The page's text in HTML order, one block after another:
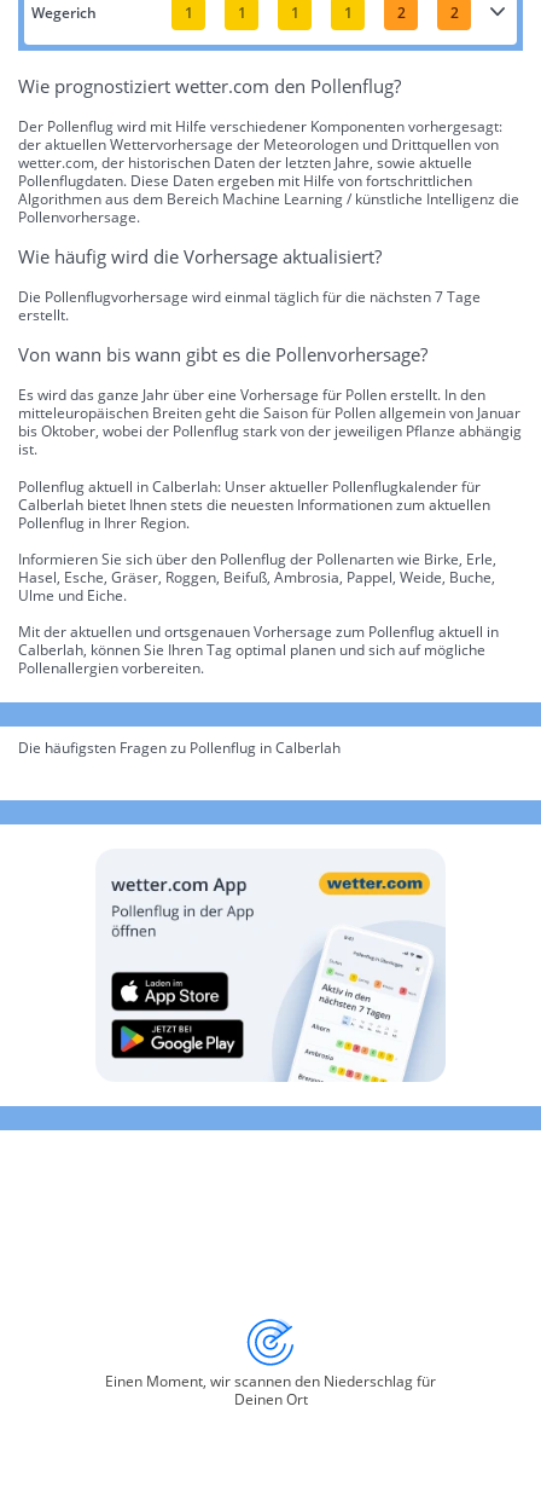
Wegerich 1 1 1 1 2 2
Wie prognostiziert wetter.com den Pollenflug?
Der Pollenflug wird mit Hilfe verschiedener Komponenten vorhergesagt:
der aktuellen Wettervorhersage der Meteorologen und Drittquellen von
wetter.com, der historischen Daten der letzten Jahre, sowie aktuelle
Pollenflugdaten. Diese Daten ergeben mit Hilfe von fortschrittlichen
Algorithmen aus dem Bereich Machine Learning / künstliche Intelligenz die
Pollenvorhersage.
Wie häufig wird die Vorhersage aktualisiert?
Die Pollenflugvorhersage wird einmal täglich für die nächsten 7 Tage
erstellt.
Von wann bis wann gibt es die Pollenvorhersage?
Es wird das ganze Jahr über eine Vorhersage für Pollen erstellt. In den
mitteleuropäischen Breiten geht die Saison für Pollen allgemein von Januar
bis Oktober, wobei der Pollenflug stark von der jeweiligen Pflanze abhängig
ist.
Pollenflug aktuell in Calberlah: Unser aktueller Pollenflugkalender für
Calberlah bietet Ihnen stets die neuesten Informationen zum aktuellen
Pollenflug in Ihrer Region.
Informieren Sie sich über den Pollenflug der Pollenarten wie Birke, Erle,
Hasel, Esche, Gräser, Roggen, Beifuß, Ambrosia, Pappel, Weide, Buche,
Ulme und Eiche.
Mit der aktuellen und ortsgenauen Vorhersage zum Pollenflug aktuell in
Calberlah, können Sie Ihren Tag optimal planen und sich auf mögliche
Pollenallergien vorbereiten.
Die häufigsten Fragen zu Pollenflug in Calberlah
Einen Moment, wir scannen den Niederschlag für
Deinen Ort